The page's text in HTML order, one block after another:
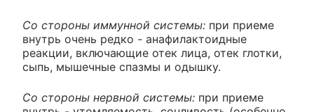
Со стороны иммунной системы: при приеме
внутрь очень редко - анафилактоидные
реакции, включающие отек лица, отек глотки,
сыпь, мышечные спазмы и одышку.
Со стороны нервной системы: при приеме